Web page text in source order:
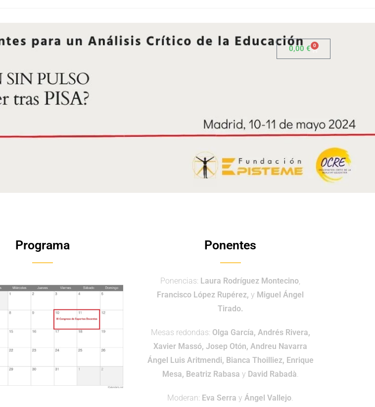
0,00 € 0
Programa Ponentes
Ponencias: Laura Rodríguez Montecino,
Francisco López Rupérez, y Miguel Ángel
Tirado.
Mesas redondas: Olga García, Andrés Rivera,
Xavier Massó, Josep Otón, Andreu Navarra
Ángel Luis Aritmendi, Bianca Thoilliez, Enrique
Mesa, Beatriz Rabasa y David Rabadà.
Moderan: Eva Serra yÁngel Vallejo.